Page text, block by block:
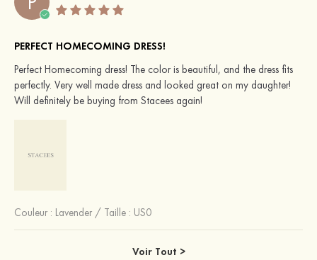
PERFECT HOMECOMING DRESS!
Perfect Homecoming dress! The color is beautiful, and the dress fits
perfectly. Very well made dress and looked great on my daughter!
Will definitely be buying from Stacees again!
Couleur : Lavender / Taille : US0
Voir Tout >